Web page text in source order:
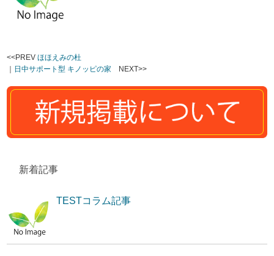
<<PREVほほえみの杜
｜ 日中サポート型 キノッピの家 NEXT>>
新着記事
TESTコラム記事